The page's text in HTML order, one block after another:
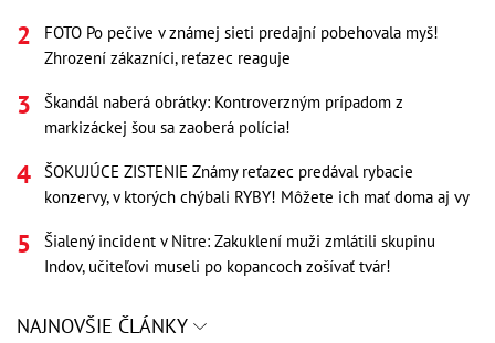
FOTO Po pečive v známej sieti predajní pobehovala myš!
Zhrození zákazníci, reťazec reaguje
Škandál naberá obrátky: Kontroverzným prípadom z
markizáckej šou sa zaoberá polícia!
ŠOKUJÚCE ZISTENIE Známy reťazec predával rybacie
konzervy, v ktorých chýbali RYBY! Môžete ich mať doma aj vy
Šialený incident v Nitre: Zakuklení muži zmlátili skupinu
Indov, učiteľovi museli po kopancoch zošívať tvár!
NAJNOVŠIE ČLÁNKY